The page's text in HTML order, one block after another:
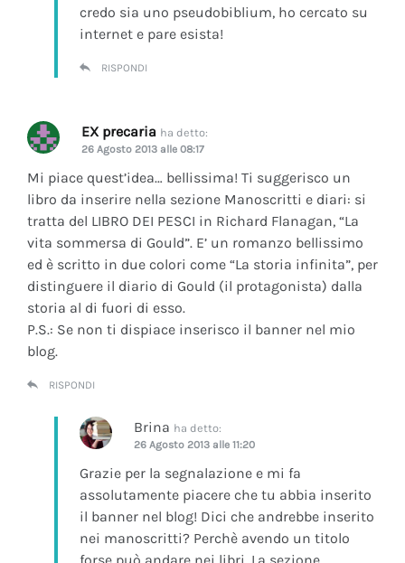
credo sia uno pseudobiblium, ho cercato su
internet e pare esista!
RISPONDI
EX precaria ha detto:
26 Agosto 2013 alle 08:17
Mi piace quest’idea… bellissima! Ti suggerisco un
libro da inserire nella sezione Manoscritti e diari: si
tratta del LIBRO DEI PESCI in Richard Flanagan, “La
vita sommersa di Gould”. E’ un romanzo bellissimo
ed è scritto in due colori come “La storia infinita”, per
distinguere il diario di Gould (il protagonista) dalla
storia al di fuori di esso.
P.S.: Se non ti dispiace inserisco il banner nel mio
blog.
RISPONDI
Brina ha detto:
26 Agosto 2013 alle 11:20
Grazie per la segnalazione e mi fa
assolutamente piacere che tu abbia inserito
il banner nel blog! Dici che andrebbe inserito
nei manoscritti? Perchè avendo un titolo